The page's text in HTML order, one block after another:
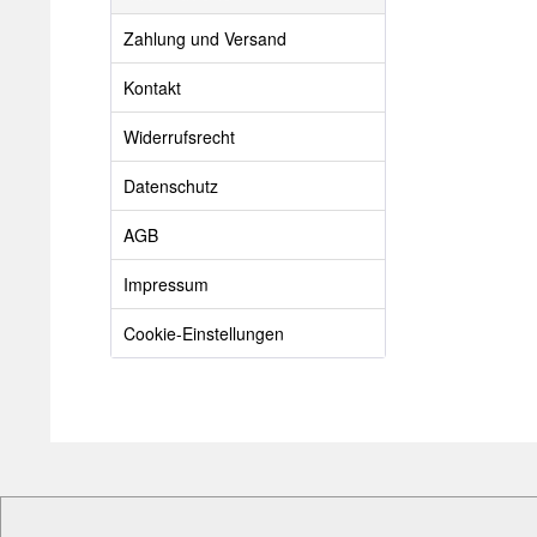
Zahlung und Versand
Kontakt
Widerrufsrecht
Datenschutz
AGB
Impressum
Cookie-Einstellungen